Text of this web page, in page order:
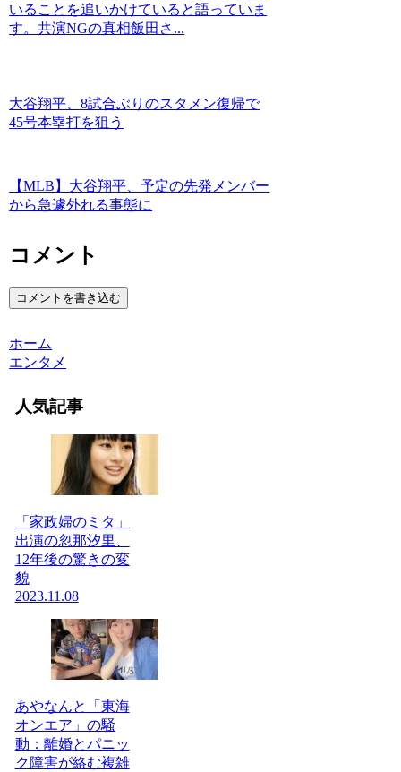
いることを追いかけていると語っていま
す。共演NGの真相飯田さ...
大谷翔平、8試合ぶりのスタメン復帰で
45号本塁打を狙う
【MLB】大谷翔平、予定の先発メンバー
から急遽外れる事態に
コメント
コメントを書き込む
ホーム
エンタメ
人気記事
「家政婦のミタ」
出演の忽那汐里、
12年後の驚きの変
貌
2023.11.08
あやなんと「東海
オンエア」の騒
動：離婚とパニッ
ク障害が絡む複雑